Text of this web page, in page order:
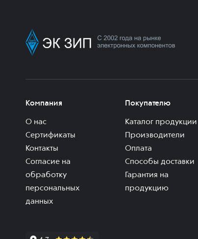
Компания
О нас
Сертификаты
Контакты
Согласие на
обработку
персональных
данных
Покупателю
Каталог продукции
Производители
Оплата
Способы доставки
Гарантия на
продукцию